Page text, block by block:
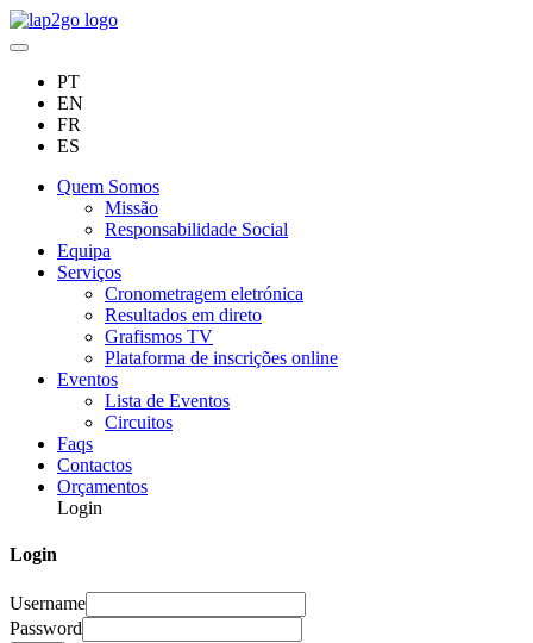
PT
EN
FR
ES
Quem Somos
Missão
Responsabilidade Social
Equipa
Serviços
Cronometragem eletrónica
Resultados em direto
Grafismos TV
Plataforma de inscrições online
Eventos
Lista de Eventos
Circuitos
Faqs
Contactos
Orçamentos
Login
Login
Username
Password